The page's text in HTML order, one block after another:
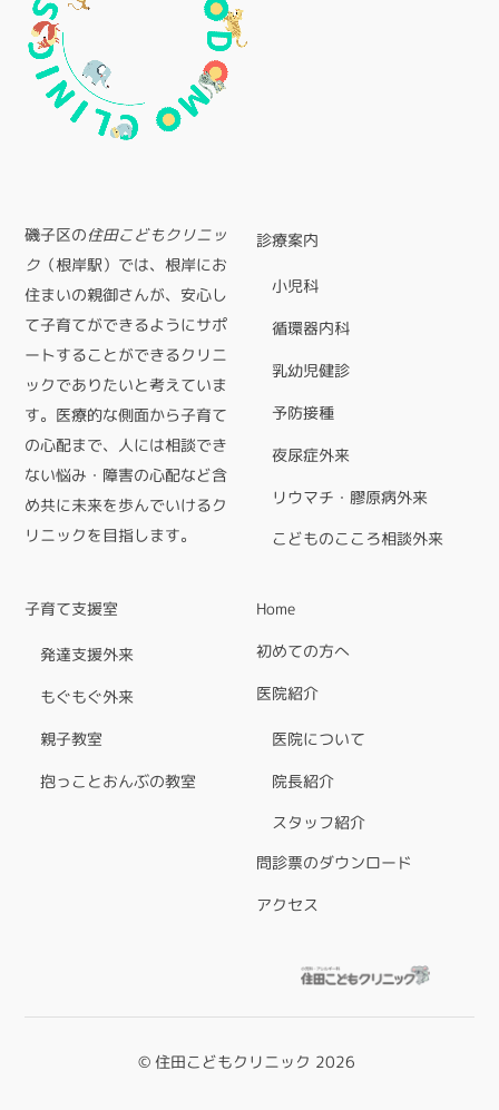
磯子区の住田こどもクリニッ
ク （根岸駅）では、根岸にお
住まいの親御さんが、安心し
て子育てができるようにサポ
ートすることができるクリニ
ックでありたいと考えていま
す。医療的な側面から子育て
の心配まで、人には相談でき
ない悩み・障害の心配など含
め共に未来を歩んでいけるク
リニックを目指します。
診療案内
小児科
循環器内科
乳幼児健診
予防接種
夜尿症外来
リウマチ・膠原病外来
こどものこころ相談外来
子育て支援室
発達支援外来
もぐもぐ外来
親子教室
抱っことおんぶの教室
Home
初めての方へ
医院紹介
医院について
院長紹介
スタッフ紹介
問診票のダウンロード
アクセス
©住田こどもクリニック 2026